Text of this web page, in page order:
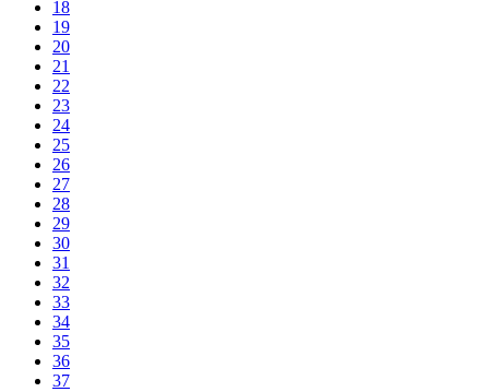
18
19
20
21
22
23
24
25
26
27
28
29
30
31
32
33
34
35
36
37